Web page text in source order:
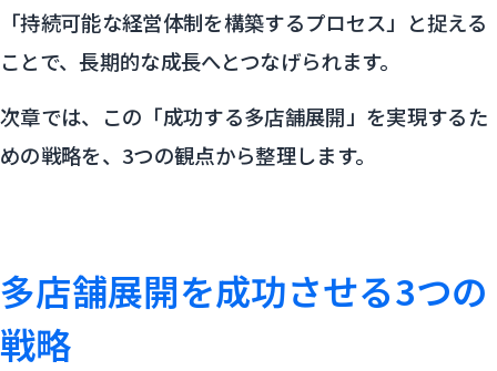
「持続可能な経営体制を構築するプロセス」と捉える
ことで、長期的な成長へとつなげられます。
次章では、この「成功する多店舗展開」を実現するた
めの戦略を、3つの観点から整理します。
多店舗展開を成功させる3つの
戦略